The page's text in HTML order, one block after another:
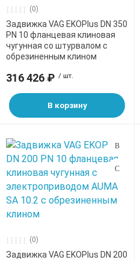
(0)
Задвижка VAG EKOPlus DN 350
PN 10 фланцевая клиновая
чугунная со штурвалом с
обрезиненным клином
316 426 ₽ / шт.
В корзину
(0)
Задвижка VAG EKOPlus DN 200